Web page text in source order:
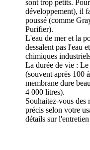
sont trop petits.
développement), il
poussé (comme
Purifier).
L'eau de mer et la
dessalent pas l'eau
chimiques
La durée de vie :
(souvent après 100
membrane dure
4 000 litres).
Souhaitez-vous des
précis selon votre
détails sur